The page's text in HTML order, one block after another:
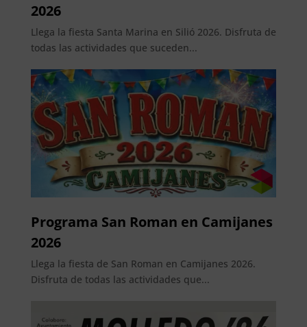
2026
Llega la fiesta Santa Marina en Silió 2026. Disfruta de
todas las actividades que suceden...
Programa San Roman en Camijanes
2026
Llega la fiesta de San Roman en Camijanes 2026.
Disfruta de todas las actividades que...